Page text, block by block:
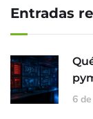
Entradas
6